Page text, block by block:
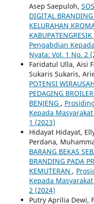
Asep Saepuloh,
DIGITAL
KELURAHAN
KABUPATENGRESIK
Pengabdian
Nyata: Vol. 1 No. 2
Faridatul Ulla, Aisi
Sukaris Sukaris,
POTENSI
PEDAGING
BENJENG ,
Kepada
1 (2023)
Hidayat Hidayat,
Perdana,
BARANG BEKAS
BRANDING PADA
KEMUTERAN ,
Kepada
2 (2024)
Putry Aprilia Dewi,